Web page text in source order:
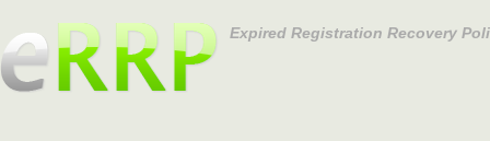
Expired Registration Recovery